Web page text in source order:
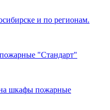
и по регионам.
"Стандарт"
шкафы пожарные